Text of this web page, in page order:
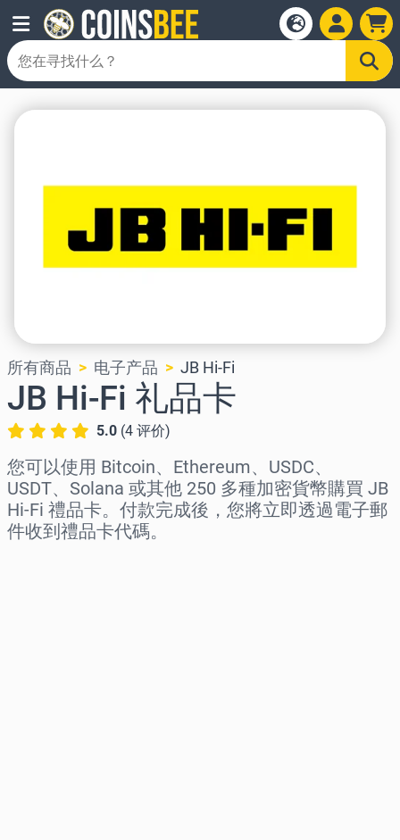
所有商品 电子产品 JB Hi-Fi
JB Hi-Fi 礼品卡
5.0 (4 评价)
您可以使用 Bitcoin、Ethereum、USDC、
USDT、Solana 或其他 250 多種加密貨幣購買 JB
Hi-Fi 禮品卡。付款完成後，您將立即透過電子郵
件收到禮品卡代碼。